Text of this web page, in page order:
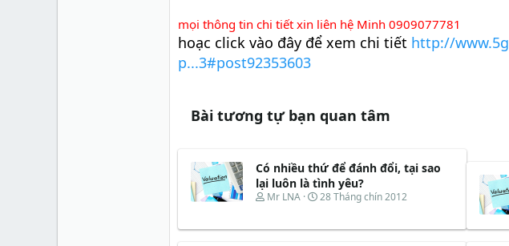
mọi thông tin chi tiết xin liên hệ Minh 0909077781
hoạc click vào đây để xem chi tiết http://
p...3#post92353603
Bài tương tự bạn quan tâm
Có nhiều thứ để đánh đổi, tại sao
lại luôn là tình yêu?
T
e
Mr LNA
N
y
28 Tháng chín 2012